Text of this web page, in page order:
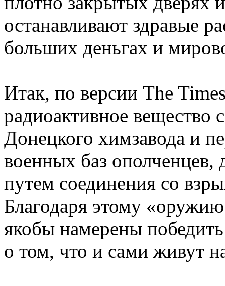
останавливают здравые
больших деньгах и
Итак, по версии The
радиоактивное вещество
Донецкого химзавода и
военных баз ополченцев,
путем соединения со
Благодаря этому
якобы намерены
о том, что и сами живут